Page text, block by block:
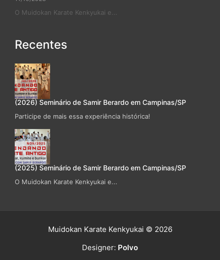
O Muidokan Karate Kenkyukai e...
Recentes
(2026) Seminário de Samir Berardo em Campinas/SP
Participe de mais essa experiência histórica!
(2025) Seminário de Samir Berardo em Campinas/SP
O Muidokan Karate Kenkyukai e...
Muidokan Karate Kenkyukai © 2026
Designer: Polvo